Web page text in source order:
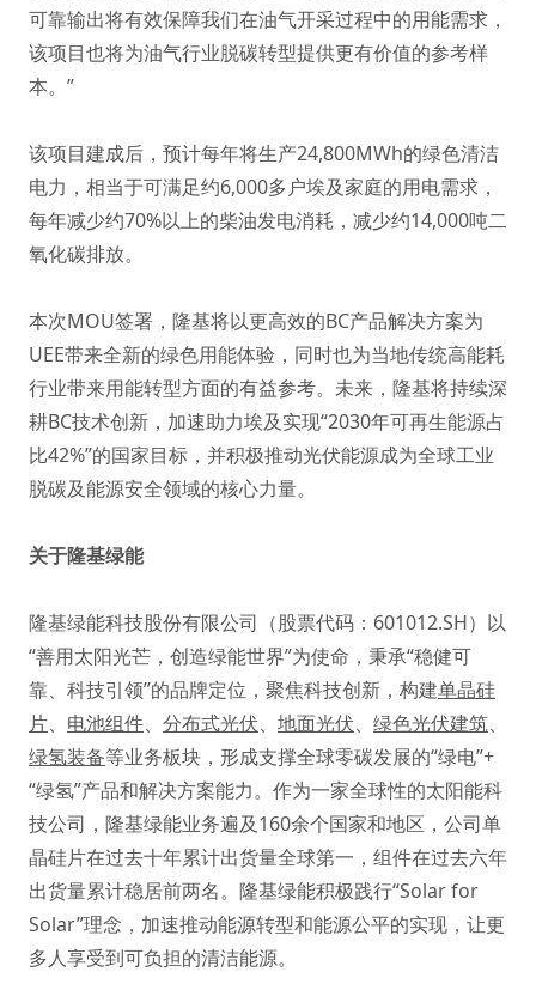
可靠输出将有效保障我们在油气开采过程中的用能需求，
该项目也将为油气行业脱碳转型提供更有价值的参考样
本。”
该项目建成后，预计每年将生产24,800MWh的绿色清洁
电力，相当于可满足约6,000多户埃及家庭的用电需求，
每年减少约70%以上的柴油发电消耗，减少约14,000吨二
氧化碳排放。
本次MOU签署，隆基将以更高效的BC产品解决方案为
UEE带来全新的绿色用能体验，同时也为当地传统高能耗
行业带来用能转型方面的有益参考。未来，隆基将持续深
耕BC技术创新，加速助力埃及实现“2030年可再生能源占
比42%”的国家目标，并积极推动光伏能源成为全球工业
脱碳及能源安全领域的核心力量。
关于隆基绿能
隆基绿能科技股份有限公司（股票代码：601012.SH）以
“善用太阳光芒，创造绿能世界”为使命，秉承“稳健可
靠、科技引领”的品牌定位，聚焦科技创新，构建单晶硅
片、 电池组件、 分布式光伏、 地面光伏、 绿色光伏建筑、
绿氢装备等业务板块，形成支撑全球零碳发展的“绿电”+
“绿氢”产品和解决方案能力。作为一家全球性的太阳能科
技公司，隆基绿能业务遍及160余个国家和地区，公司单
晶硅片在过去十年累计出货量全球第一，组件在过去六年
出货量累计稳居前两名。隆基绿能积极践行“Solar for
Solar”理念，加速推动能源转型和能源公平的实现，让更
多人享受到可负担的清洁能源。